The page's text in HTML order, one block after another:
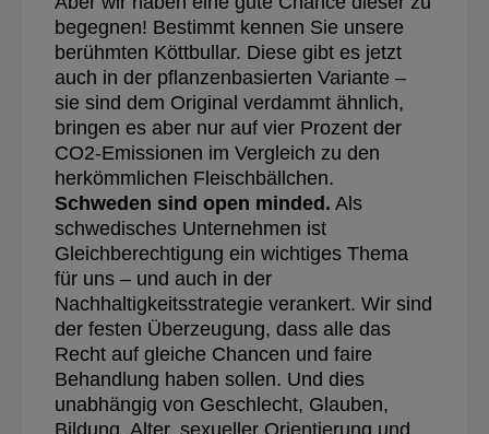
begegnen! Bestimmt kennen Sie unsere
berühmten Köttbullar. Diese gibt es jetzt
auch in der pflanzenbasierten Variante –
sie sind dem Original verdammt ähnlich,
bringen es aber nur auf vier Prozent der
CO2-Emissionen im Vergleich zu den
herkömmlichen Fleischbällchen.
Schweden sind open minded. Als
schwedisches Unternehmen ist
Gleichberechtigung ein wichtiges Thema
für uns – und auch in der
Nachhaltigkeitsstrategie verankert. Wir sind
der festen Überzeugung, dass alle das
Recht auf gleiche Chancen und faire
Behandlung haben sollen. Und dies
unabhängig von Geschlecht, Glauben,